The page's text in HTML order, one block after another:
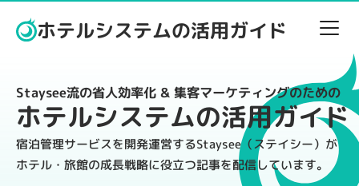
ホテルシステムの活用ガイド
Staysee流の省人効率化 & 集客マーケティングのための
ホテルシステムの活用ガイド
宿泊管理サービスを開発運営するStaysee（ステイシー）が
ホテル・旅館の成長戦略に役立つ記事を配信しています。